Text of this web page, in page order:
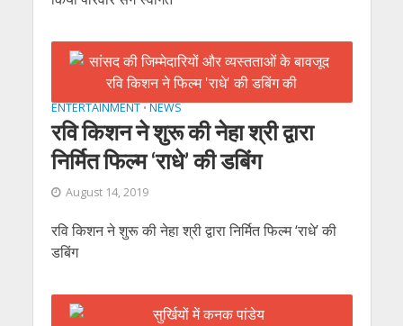
ENTERTAINMENT • NEWS
रवि किशन ने शुरू की नेहा श्री द्वारा
निर्मित फिल्म ‘राधे’ की डबिंग
August 14, 2019
रवि किशन ने शुरू की नेहा श्री द्वारा निर्मित फिल्म ‘राधे’ की
डबिंग